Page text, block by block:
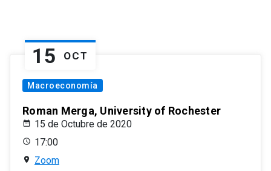
15 OCT
Macroeconomía
Roman Merga, University of Rochester
15 de Octubre de 2020
17:00
Zoom